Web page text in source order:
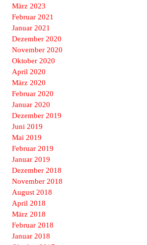
März 2023
Februar 2021
Januar 2021
Dezember 2020
November 2020
Oktober 2020
April 2020
März 2020
Februar 2020
Januar 2020
Dezember 2019
Juni 2019
Mai 2019
Februar 2019
Januar 2019
Dezember 2018
November 2018
August 2018
April 2018
März 2018
Februar 2018
Januar 2018